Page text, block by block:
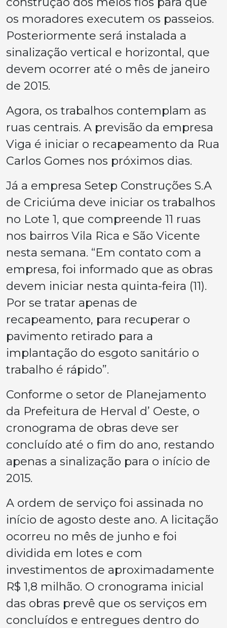
os moradores executem os passeios.
Posteriormente será instalada a
sinalização vertical e horizontal, que
devem ocorrer até o mês de janeiro
de 2015.
Agora, os trabalhos contemplam as
ruas centrais. A previsão da empresa
Viga é iniciar o recapeamento da Rua
Carlos Gomes nos próximos dias.
Já a empresa Setep Construções S.A
de Criciúma deve iniciar os trabalhos
no Lote 1, que compreende 11 ruas
nos bairros Vila Rica e São Vicente
nesta semana. “Em contato com a
empresa, foi informado que as obras
devem iniciar nesta quinta-feira (11).
Por se tratar apenas de
recapeamento, para recuperar o
pavimento retirado para a
implantação do esgoto sanitário o
trabalho é rápido”.
Conforme o setor de Planejamento
da Prefeitura de Herval d’ Oeste, o
cronograma de obras deve ser
concluído até o fim do ano, restando
apenas a sinalização para o início de
2015.
A ordem de serviço foi assinada no
início de agosto deste ano. A licitação
ocorreu no mês de junho e foi
dividida em lotes e com
investimentos de aproximadamente
R$ 1,8 milhão. O cronograma inicial
das obras prevê que os serviços em
concluídos e entregues dentro do